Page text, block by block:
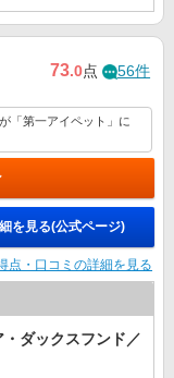
73.0点 56件
「第一アイペット」に
を見る(公式ページ)
点・口コミの詳細を見る
・ダックスフンド／